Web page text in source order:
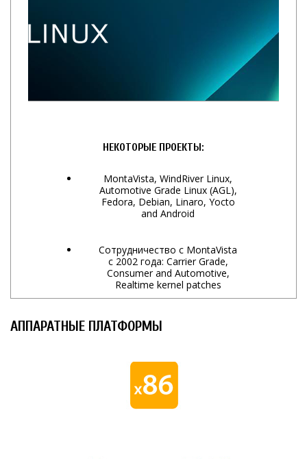
НЕКОТОРЫЕ ПРОЕКТЫ:
MontaVista, WindRiver Linux,
Automotive Grade Linux (AGL),
Fedora, Debian, Linaro, Yocto
and Android
Сотрудничество с MontaVista
с 2002 года: Carrier Grade,
Consumer and Automotive,
Realtime kernel patches
Imaging, modification and
upgrade of legacy BSPs
АППАРАТНЫЕ ПЛАТФОРМЫ